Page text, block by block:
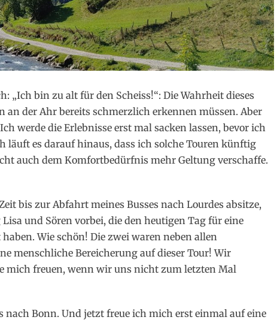
„Ich bin zu alt für den Scheiss!“: Die Wahrheit dieses
an der Ahr bereits schmerzlich erkennen müssen. Aber
werde die Erlebnisse erst mal sacken lassen, bevor ich
läuft es darauf hinaus, dass ich solche Touren künftig
auch dem Komfortbedürfnis mehr Geltung verschaffe.
bis zur Abfahrt meines Busses nach Lourdes absitze,
und Sören vorbei, die den heutigen Tag für eine
Wie schön! Die zwei waren neben allen
menschliche Bereicherung auf dieser Tour! Wir
mich freuen, wenn wir uns nicht zum letzten Mal
nach Bonn. Und jetzt freue ich mich erst einmal auf eine